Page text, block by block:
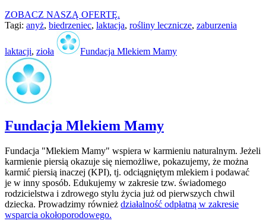
ZOBACZ NASZĄ OFERTĘ.
Tagi: anyż, biedrzeniec, laktacja, rośliny lecznicze, zaburzenia
laktacji, zioła Fundacja Mlekiem Mamy
Fundacja Mlekiem Mamy
Fundacja "Mlekiem Mamy" wspiera w karmieniu naturalnym. Jeżeli
karmienie piersią okazuje się niemożliwe, pokazujemy, że można
karmić piersią inaczej (KPI), tj. odciągniętym mlekiem i podawać
je w inny sposób. Edukujemy w zakresie tzw. świadomego
rodzicielstwa i zdrowego stylu życia już od pierwszych chwil
dziecka. Prowadzimy również działalność odpłatną w zakresie
wsparcia okołoporodowego.